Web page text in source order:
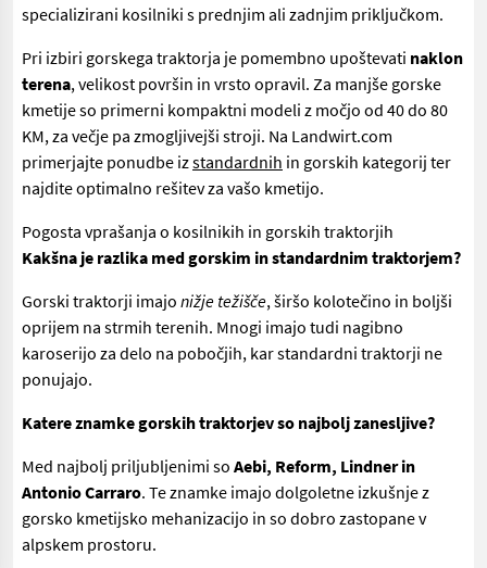
specializirani kosilniki s prednjim ali zadnjim priključkom.
Pri izbiri gorskega traktorja je pomembno upoštevati naklon
terena, velikost površin in vrsto opravil. Za manjše gorske
kmetije so primerni kompaktni modeli z močjo od 40 do 80
KM, za večje pa zmogljivejši stroji. Na Landwirt.com
primerjajte ponudbe izstandardnih in gorskih kategorij ter
najdite optimalno rešitev za vašo kmetijo.
Pogosta vprašanja o kosilnikih in gorskih traktorjih
Kakšna je razlika med gorskim in standardnim traktorjem?
Gorski traktorji imajo nižje težišče, širšo kolotečino in boljši
oprijem na strmih terenih. Mnogi imajo tudi nagibno
karoserijo za delo na pobočjih, kar standardni traktorji ne
ponujajo.
Katere znamke gorskih traktorjev so najbolj zanesljive?
Med najbolj priljubljenimi so Aebi, Reform, Lindner in
Antonio Carraro. Te znamke imajo dolgoletne izkušnje z
gorsko kmetijsko mehanizacijo in so dobro zastopane v
alpskem prostoru.